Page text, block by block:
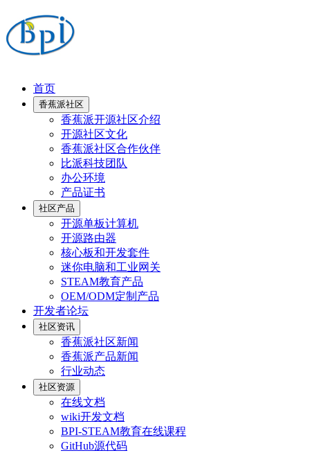
首页
香蕉派社区
香蕉派开源社区介绍
开源社区文化
香蕉派社区合作伙伴
比派科技团队
办公环境
产品证书
社区产品
开源单板计算机
开源路由器
核心板和开发套件
迷你电脑和工业网关
STEAM教育产品
OEM/ODM定制产品
开发者论坛
社区资讯
香蕉派社区新闻
香蕉派产品新闻
行业动态
社区资源
在线文档
wiki开发文档
BPI-STEAM教育在线课程
GitHub源代码